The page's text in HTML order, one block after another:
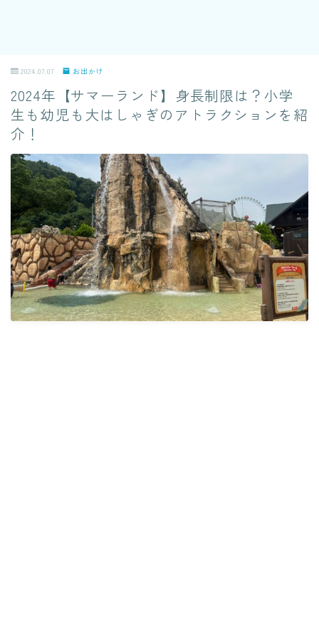
2024.07.07 お出かけ
2024年【サマーランド】身長制限は？小学
生も幼児も大はしゃぎのアトラクションを紹
介！